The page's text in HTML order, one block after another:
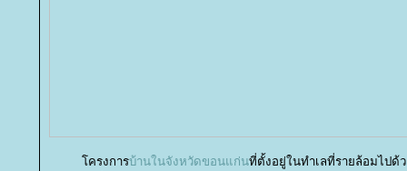
ครงการบ้านในจังหวัดขอนแก่นที่ตั้งอยู่ในทำเลที่รายล้อมไปด้